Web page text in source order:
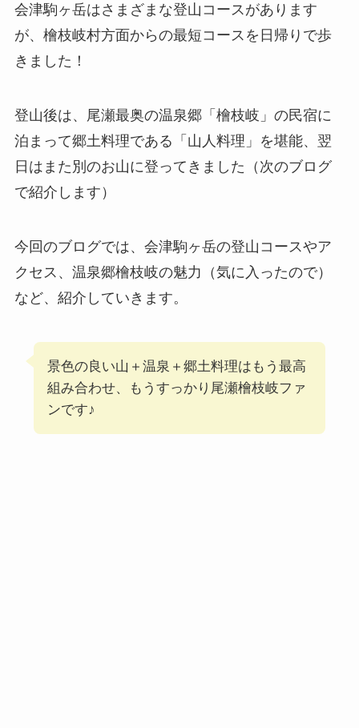
会津駒ヶ岳はさまざまな登山コースがあります
が、檜枝岐村方面からの最短コースを日帰りで歩
きました！
登山後は、尾瀬最奥の温泉郷「檜枝岐」の民宿に
泊まって郷土料理である「山人料理」を堪能、翌
日はまた別のお山に登ってきました（次のブログ
で紹介します）
今回のブログでは、会津駒ヶ岳の登山コースやア
クセス、温泉郷檜枝岐の魅力（気に入ったので）
など、紹介していきます。
景色の良い山＋温泉＋郷土料理はもう最高
組み合わせ、もうすっかり尾瀬檜枝岐ファ
ンです♪